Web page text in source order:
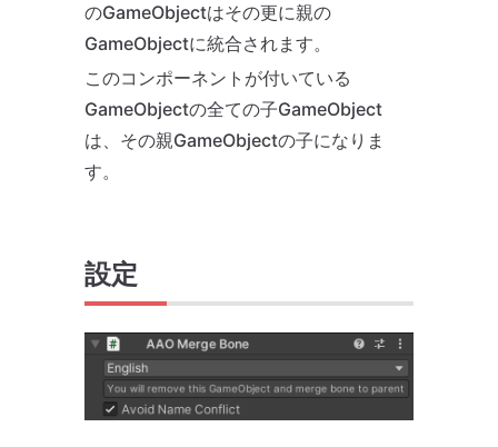
のGameObjectはその更に親の
GameObjectに統合されます。
このコンポーネントが付いている
GameObjectの全ての子GameObject
は、その親GameObjectの子になりま
す。
設定